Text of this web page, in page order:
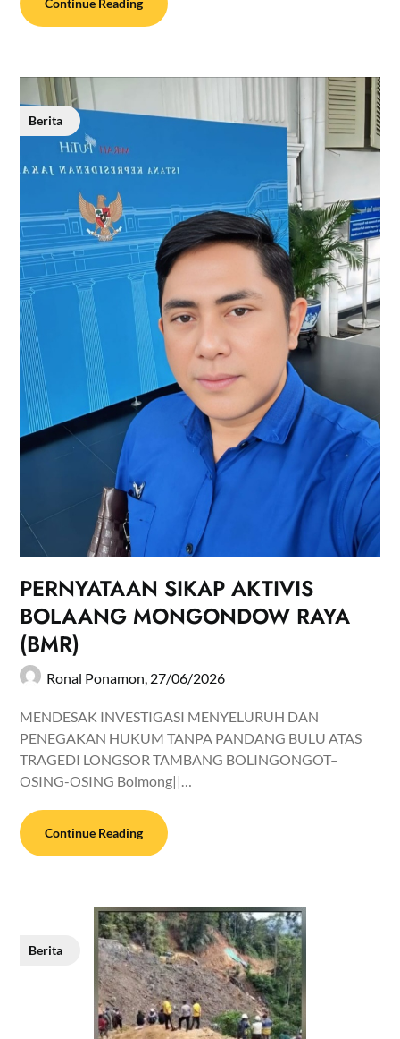
Berita
PERNYATAAN SIKAP AKTIVIS
BOLAANG MONGONDOW RAYA
(BMR)
Ronal Ponamon, 27/06/2026
MENDESAK INVESTIGASI MENYELURUH DAN
PENEGAKAN HUKUM TANPA PANDANG BULU ATAS
TRAGEDI LONGSOR TAMBANG BOLINGONGOT–
OSING-OSING Bolmong||…
Continue Reading
Berita